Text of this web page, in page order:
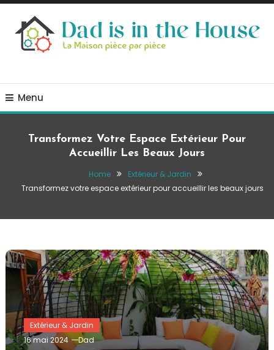
Skip
Content
Menu
Transformez Votre Espace Extérieur Pour
Accueillir Les Beaux Jours
Home
Extérieur & Jardin
Transformez votre espace extérieur pour accueillir les beaux jours
Extérieur & Jardin
16 mai 2024
Dad